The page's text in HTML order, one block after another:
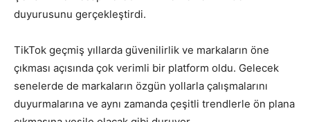
duyurusunu gerçekleştirdi.
TikTok geçmiş yıllarda güvenilirlik ve markaların öne
çıkması açısında çok verimli bir platform oldu. Gelecek
senelerde de markaların özgün yollarla çalışmalarını
duyurmalarına ve aynı zamanda çeşitli trendlerle ön plana